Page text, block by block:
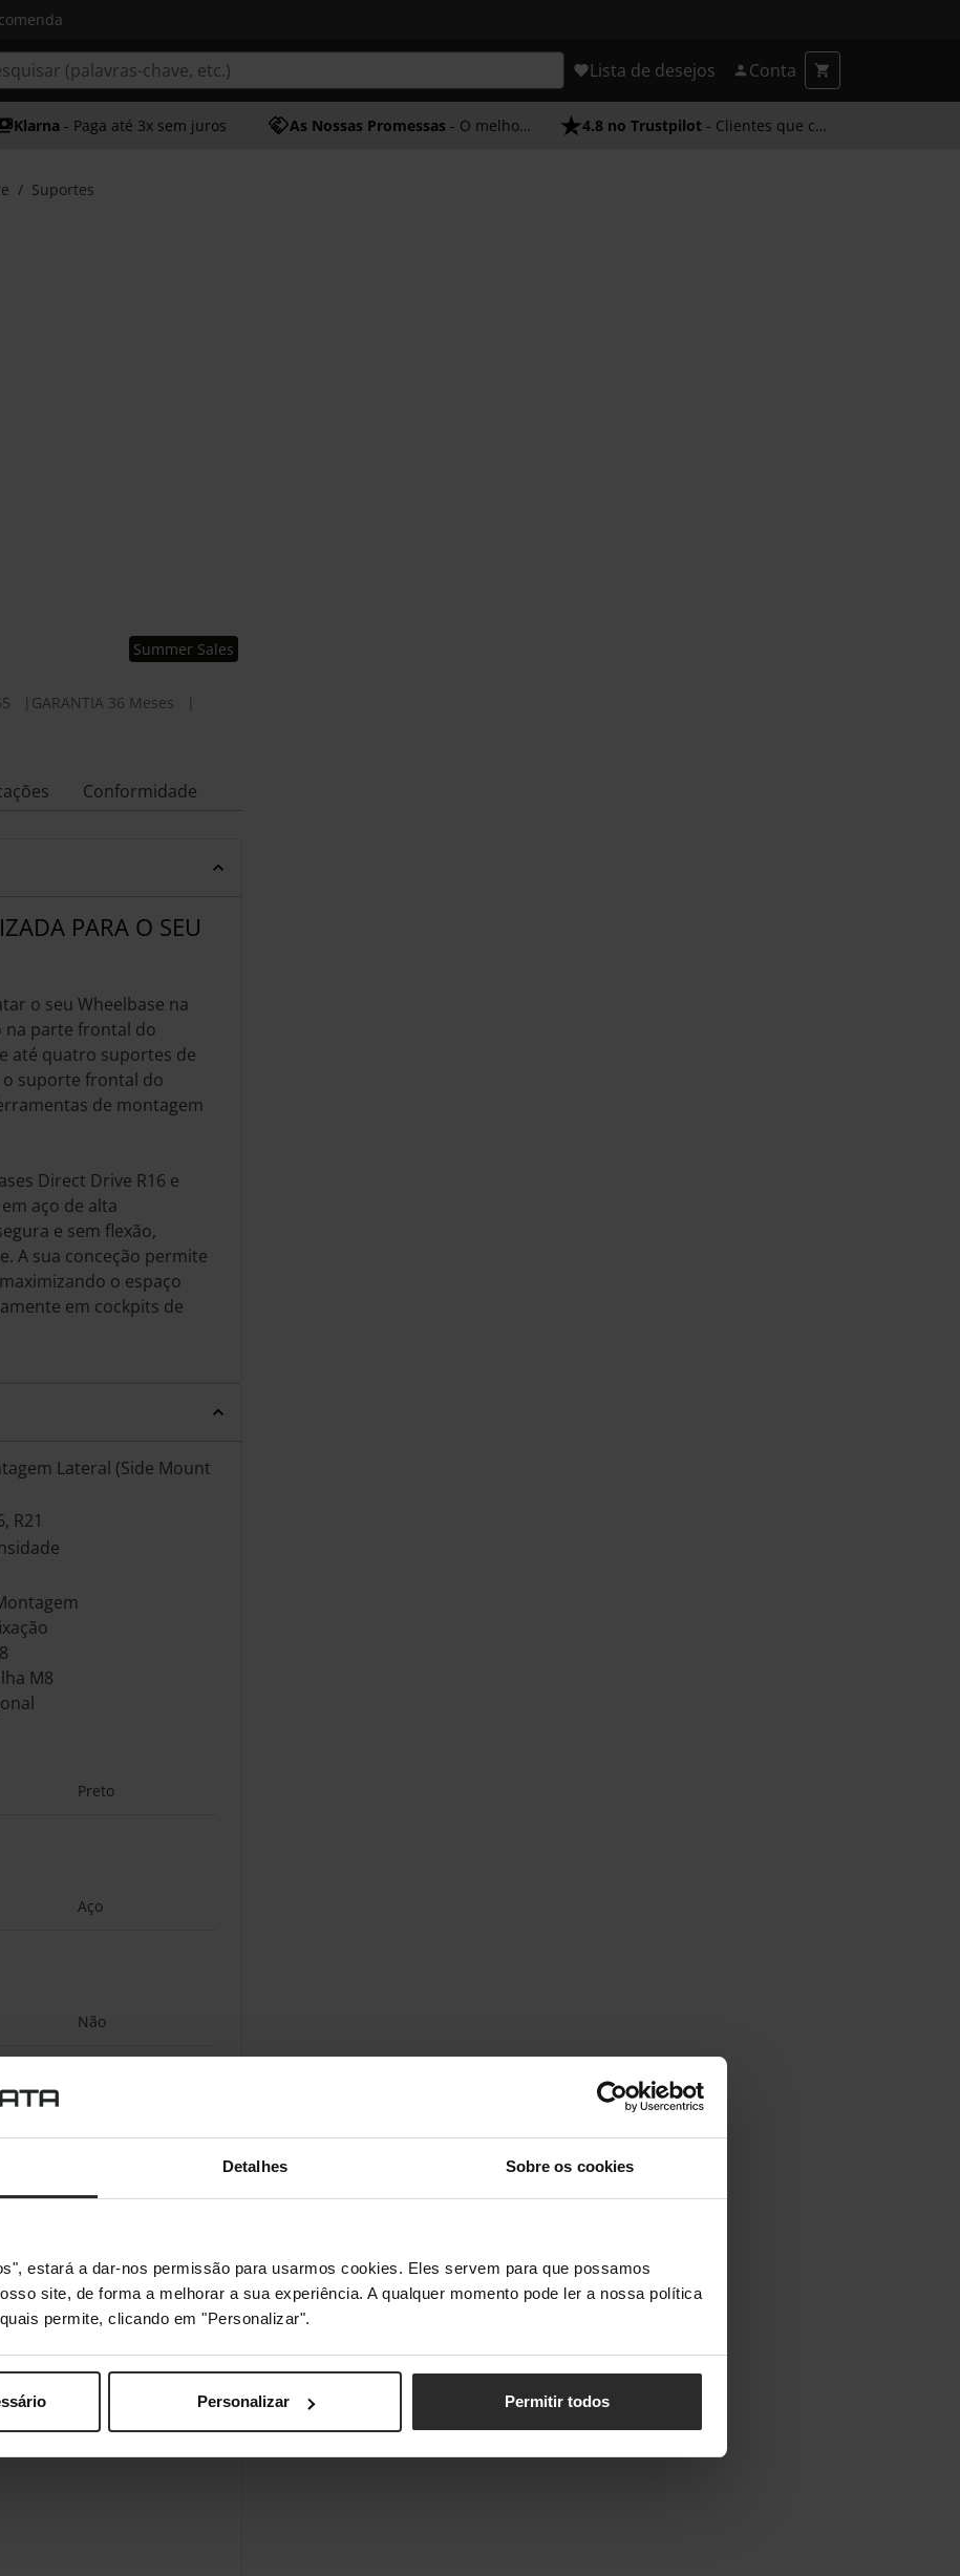
Detalhes Sobre os cookies
estará a dar-nos permissão para usarmos cookies. Eles servem para que possamos
site, de forma a melhorar a sua experiência. A qualquer momento pode ler a nossa política
permite, clicando em "Personalizar".
Personalizar Permitir todos
Lista de desejos Conta
Klarna - Paga até 3x sem juros As Nossas Promessas - O melhor atendimento 4.8 no Trustpilot - Clientes que confiam em nós
Suportes
Summer Sales
GARANTIA 36 Meses
Conformidade
PARA O SEU
o seu Wheelbase na
na parte frontal do
até quatro suportes de
suporte frontal do
de montagem
Direct Drive R16 e
aço de alta
e sem flexão,
A sua conceção permite
o espaço
em cockpits de
Lateral (Side Mount
R21
M8
Preto
Aço
Não